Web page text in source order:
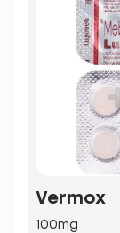
Vermox
100mg